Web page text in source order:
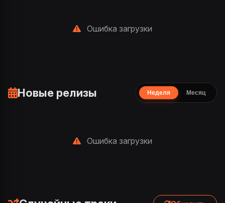
Ошибка загрузки
Новые релизы Неделя Месяц
Ошибка загрузки